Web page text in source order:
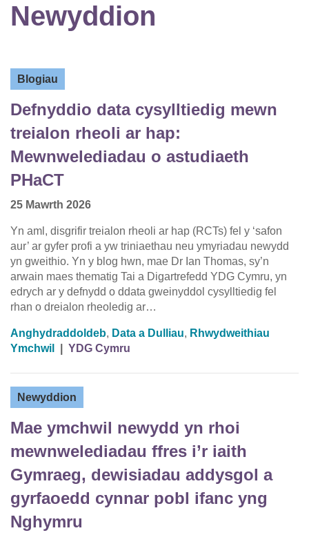
Newyddion
Blogiau
Defnyddio data cysylltiedig mewn
treialon rheoli ar hap:
Mewnwelediadau o astudiaeth
PHaCT
25 Mawrth 2026
Yn aml, disgrifir treialon rheoli ar hap (RCTs) fel y ‘safon
aur’ ar gyfer profi a yw triniaethau neu ymyriadau newydd
yn gweithio. Yn y blog hwn, mae Dr Ian Thomas, sy’n
arwain maes thematig Tai a Digartrefedd YDG Cymru, yn
edrych ar y defnydd o ddata gweinyddol cysylltiedig fel
rhan o dreialon rheoledig ar…
Anghydraddoldeb, Data a Dulliau, Rhwydweithiau
Ymchwil
YDG Cymru
Newyddion
Mae ymchwil newydd yn rhoi
mewnwelediadau ffres i’r iaith
Gymraeg, dewisiadau addysgol a
gyrfaoedd cynnar pobl ifanc yng
Nghymru